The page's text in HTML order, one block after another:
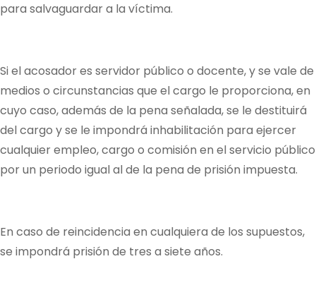
para salvaguardar a la víctima.
Si el acosador es servidor público o docente, y se vale de
medios o circunstancias que el cargo le proporciona, en
cuyo caso, además de la pena señalada, se le destituirá
del cargo y se le impondrá inhabilitación para ejercer
cualquier empleo, cargo o comisión en el servicio público
por un periodo igual al de la pena de prisión impuesta.
En caso de reincidencia en cualquiera de los supuestos,
se impondrá prisión de tres a siete años.